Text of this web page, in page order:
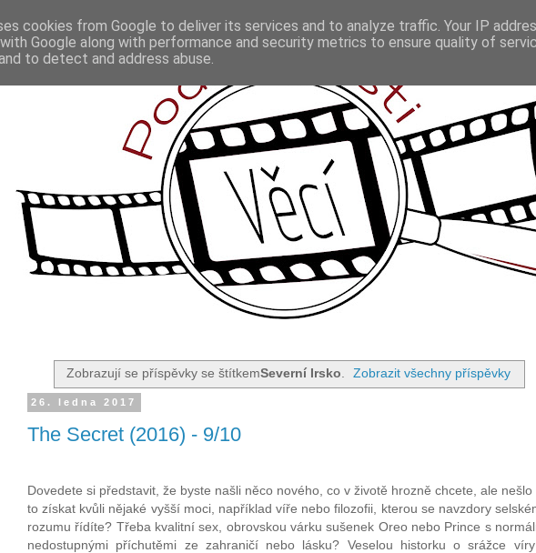
Zobrazují se příspěvky se štítkemSeverní Irsko. Zobrazit všechny příspěvky
26. ledna 2017
The Secret (2016) - 9/10
Dovedete si představit, že byste našli něco nového, co v životě hrozně chcete, ale nešlo
to získat kvůli nějaké vyšší moci, například víře nebo filozofii, kterou se navzdory
rozumu řídíte? Třeba kvalitní sex, obrovskou várku sušenek Oreo nebo Prince s
nedostupnými příchutěmi ze zahraničí nebo lásku? Veselou historku o srážce
cookies from Google to deliver its services and to analyze traffic. Your IP
Google along with performance and security metrics to ensure quality of
to detect and address abuse.